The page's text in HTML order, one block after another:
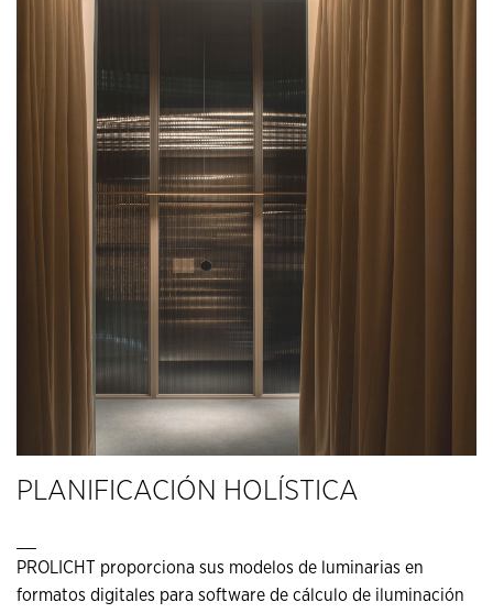
PLANIFICACIÓN HOLÍSTICA
PROLICHT proporciona sus modelos de luminarias en
formatos digitales para software de cálculo de iluminación